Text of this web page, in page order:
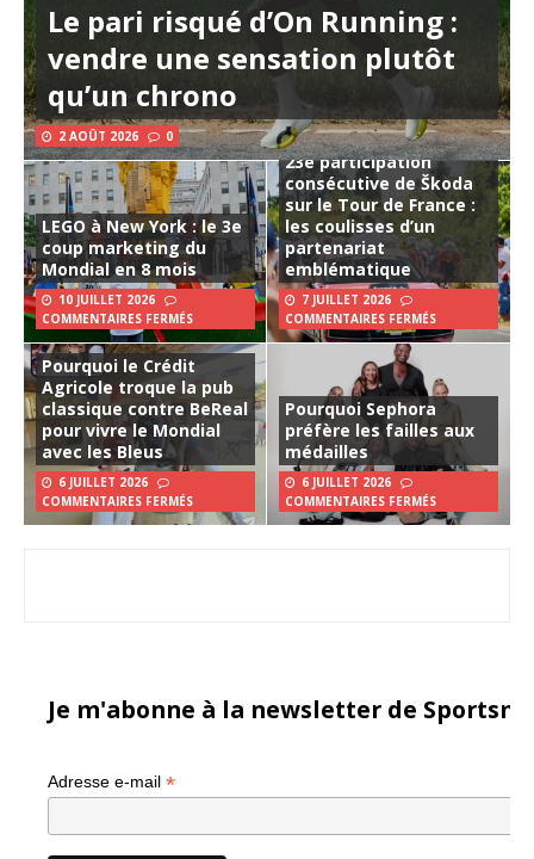
Le pari risqué d’On Running :
vendre une sensation plutôt
qu’un chrono
2 AOÛT 2026 0
LEGO à New York : le 3e
coup marketing du
Mondial en 8 mois
10 JUILLET 2026
COMMENTAIRES FERMÉS
23e participation
consécutive de Škoda
sur le Tour de France :
les coulisses d’un
partenariat
emblématique
7 JUILLET 2026
COMMENTAIRES FERMÉS
Pourquoi le Crédit
Agricole troque la pub
classique contre BeReal
pour vivre le Mondial
avec les Bleus
6 JUILLET 2026
COMMENTAIRES FERMÉS
Pourquoi Sephora
préfère les failles aux
médailles
6 JUILLET 2026
COMMENTAIRES FERMÉS
Je m'abonne à la newsletter de
Adresse e-mail *